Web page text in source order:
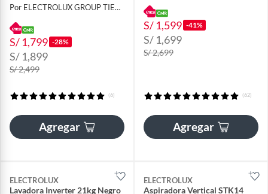
Por ELECTROLUX GROUP TIENDA OFICIAL
S/ 1,799 -28%
S/ 1,899
S/ 2,499
(6)
Agregar
S/ 1,599 -41%
S/ 1,699
S/ 2,699
(62)
Agregar
ELECTROLUX
Lavadora Inverter 21kg Negro
ELECTROLUX
Aspiradora Vertical STK14